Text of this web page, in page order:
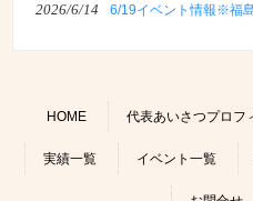
2026/6/14 6/19イベント情報※福
HOME 代表あいさつプロフ
実績一覧 イベント一覧